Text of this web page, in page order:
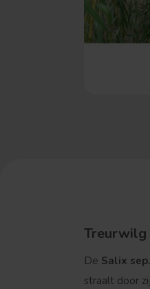
Treurwilg
De Salix
straalt door